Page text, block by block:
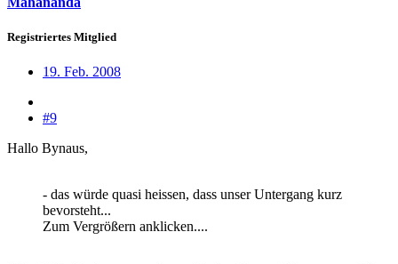
Registriertes Mitglied
19. Feb. 2008
#9
Hallo Bynaus,
- das würde quasi heissen, dass unser Untergang kurz
bevorsteht...
Zum Vergrößern anklicken....